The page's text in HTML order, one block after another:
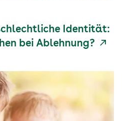
Identität:
bei Ablehnung?